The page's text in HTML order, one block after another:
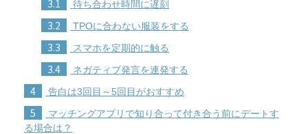
3.1 待ち合わせ時間に遅刻
3.2 TPOに合わない服装をする
3.3 スマホを定期的に触る
3.4 ネガティブ発言を連発する
4 告白は3回目～5回目がおすすめ
5
マッチングアプリで知り合って付き合う前にデートす
る場合は？